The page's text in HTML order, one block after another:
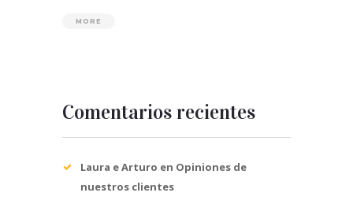
MORE
Comentarios recientes
Laura e Arturo en Opiniones de
nuestros clientes